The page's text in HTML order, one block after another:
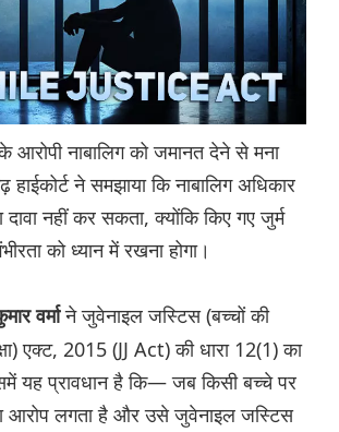
आरोपी नाबालिग को जमानत देने से मना
ने समझाया कि नाबालिग अधिकार
नहीं कर सकता, क्योंकि किए गए जुर्म
को ध्यान में रखना होगा।
वर्माने जुवेनाइल जस्टिस (बच्चों की
एक्ट, 2015 (JJ Act) की धारा 12(1) का
यह प्रावधान है कि— जब किसी बच्चे पर
आरोप लगता है और उसे जुवेनाइल जस्टिस